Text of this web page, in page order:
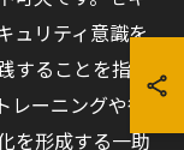
ュリティ意識を
ることを指し
ーニングや従
を形成する一助